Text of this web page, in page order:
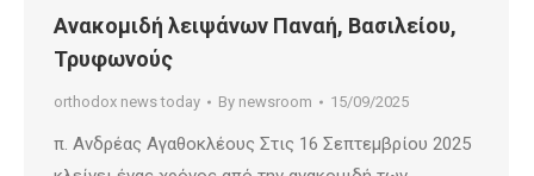
Ανακομιδή λειψάνων Παναή, Βασιλείου,
Τρυφωνούς
orthodox news today By newsroom 15/09/2025
π. Ανδρέας Αγαθοκλέους Στις 16 Σεπτεμβρίου 2025